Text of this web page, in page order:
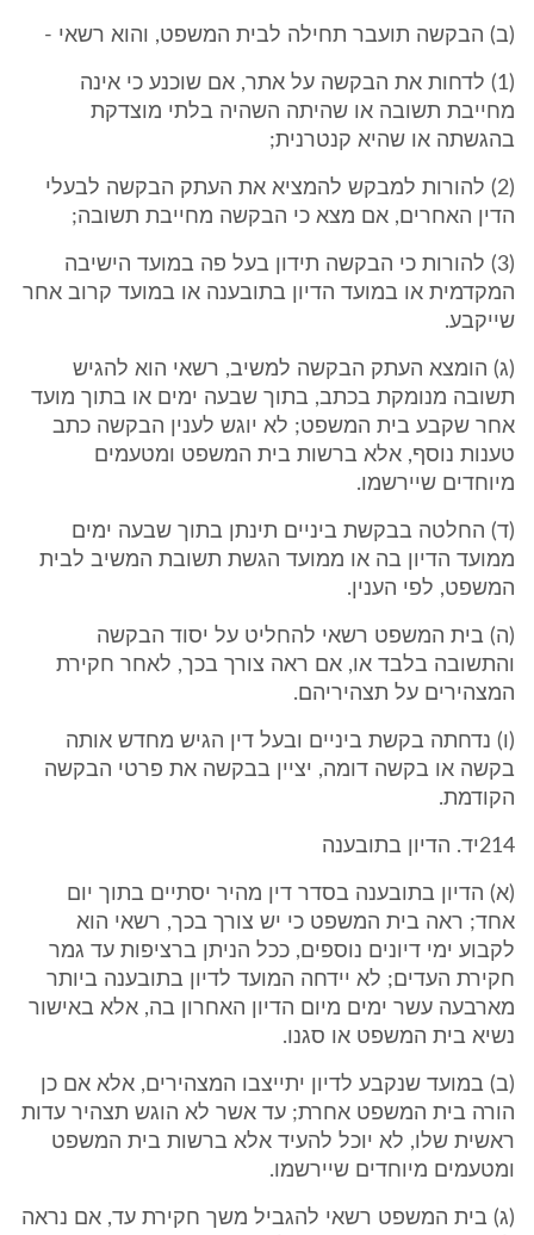
(ב) הבקשה תועבר תחילה לבית המשפט, והוא רשאי -
(1) לדחות את הבקשה על אתר, אם שוכנע כי אינה
מחייבת תשובה או שהיתה השהיה בלתי מוצדקת
בהגשתה או שהיא קנטרנית;
(2) להורות למבקש להמציא את העתק הבקשה לבעלי
הדין האחרים, אם מצא כי הבקשה מחייבת תשובה;
(3) להורות כי הבקשה תידון בעל פה במועד הישיבה
המקדמית או במועד הדיון בתובענה או במועד קרוב אחר
שייקבע.
(ג) הומצא העתק הבקשה למשיב, רשאי הוא להגיש
תשובה מנומקת בכתב, בתוך שבעה ימים או בתוך מועד
אחר שקבע בית המשפט; לא יוגש לענין הבקשה כתב
טענות נוסף, אלא ברשות בית המשפט ומטעמים
מיוחדים שיירשמו.
(ד) החלטה בבקשת ביניים תינתן בתוך שבעה ימים
ממועד הדיון בה או ממועד הגשת תשובת המשיב לבית
המשפט, לפי הענין.
(ה) בית המשפט רשאי להחליט על יסוד הבקשה
והתשובה בלבד או, אם ראה צורך בכך, לאחר חקירת
המצהירים על תצהיריהם.
(ו) נדחתה בקשת ביניים ובעל דין הגיש מחדש אותה
בקשה או בקשה דומה, יציין בבקשה את פרטי הבקשה
הקודמת.
214יד. הדיון בתובענה
(א) הדיון בתובענה בסדר דין מהיר יסתיים בתוך יום
אחד; ראה בית המשפט כי יש צורך בכך, רשאי הוא
לקבוע ימי דיונים נוספים, ככל הניתן ברציפות עד גמר
חקירת העדים; לא יידחה המועד לדיון בתובענה ביותר
מארבעה עשר ימים מיום הדיון האחרון בה, אלא באישור
נשיא בית המשפט או סגנו.
(ב) במועד שנקבע לדיון יתייצבו המצהירים, אלא אם כן
הורה בית המשפט אחרת; עד אשר לא הוגש תצהיר עדות
ראשית שלו, לא יוכל להעיד אלא ברשות בית המשפט
ומטעמים מיוחדים שיירשמו.
(ג) בית המשפט רשאי להגביל משך חקירת עד, אם נראה